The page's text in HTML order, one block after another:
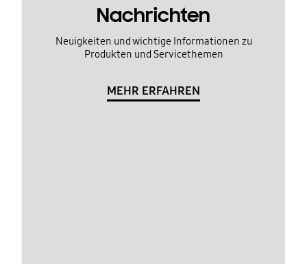
Nachrichten
Neuigkeiten und wichtige Informationen zu
Produkten und Servicethemen
MEHR ERFAHREN